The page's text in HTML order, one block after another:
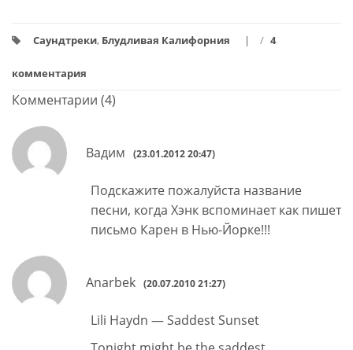
Саундтреки, Блудливая Калифорния / 4
комментария
Комментарии (4)
Вадим (23.01.2012 20:47)
Подскажите пожалуйста название
песни, когда Хэнк вспоминает как пишет
письмо Карен в Нью-Йорке!!!
Anarbek (20.07.2010 21:27)
Lili Haydn — Saddest Sunset